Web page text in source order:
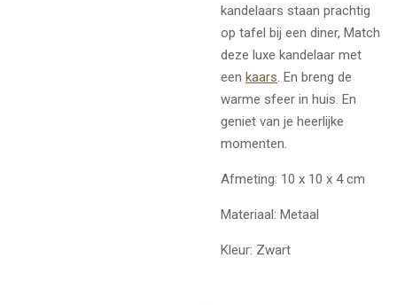
kandelaars staan prachtig
op tafel bij een diner, Match
deze luxe kandelaar met
een kaars. En breng de
warme sfeer in huis. En
geniet van je heerlijke
momenten.
Afmeting: 10 x 10 x 4 cm
Materiaal: Metaal
Kleur: Zwart